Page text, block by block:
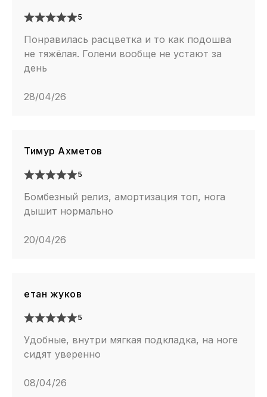
5
Понравилась расцветка и то как подошва
не тяжёлая. Голени вообще не устают за
день
28/04/26
Тимур Ахметов
5
Бомбезный релиз, амортизация топ, нога
дышит нормально
20/04/26
етан жуков
5
Удобные, внутри мягкая подкладка, на ноге
сидят уверенно
08/04/26